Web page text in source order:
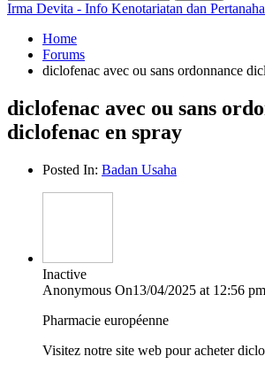
Irma Devita - Info Kenotariatan dan
Home
Forums
diclofenac avec ou sans ordonnance
diclofenac avec ou sans
diclofenac en spray
Posted In: Badan Usaha
Inactive
Anonymous On13/04/2025 at 12:56 pm
Pharmacie européenne
Visitez notre site web pour acheter